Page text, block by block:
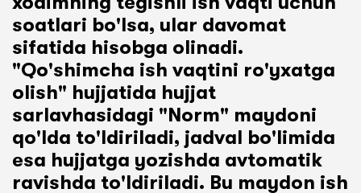
soatlari bo'lsa, ular davomat
sifatida hisobga olinadi.
"Qo'shimcha ish vaqtini ro'yxatga
olish" hujjatida hujjat
sarlavhasidagi "Norm" maydoni
qo'lda to'ldiriladi, jadval bo'limida
esa hujjatga yozishda avtomatik
ravishda to'ldiriladi. Bu maydon ish